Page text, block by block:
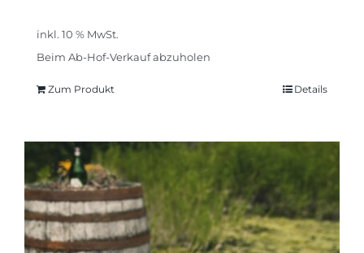
inkl. 10 % MwSt.
Beim Ab-Hof-Verkauf abzuholen
Zum Produkt Details